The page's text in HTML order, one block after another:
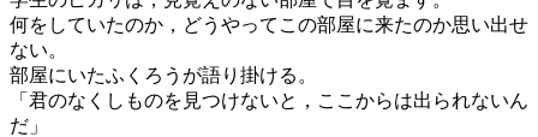
何をしていたのか，どうやってこの部屋に来たのか思い出せ
ない。
部屋にいたふくろうが語り掛ける。
「君のなくしものを見つけないと，ここからは出られないん
だ」